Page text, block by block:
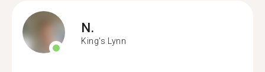
N.
King's Lynn